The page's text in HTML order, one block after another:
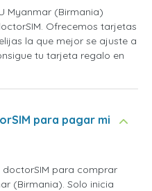
Myanmar (Birmania)
Ofrecemos tarjetas
la que mejor se ajuste a
tu tarjeta regalo en
para pagar mi
doctorSIM para comprar
(Birmania). Solo inicia